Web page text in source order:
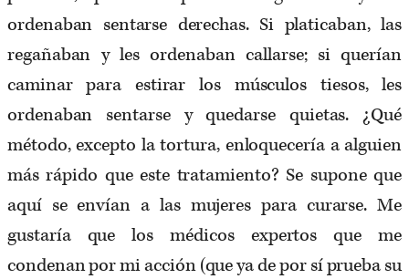
ordenaban sentarse derechas. Si platicaban, las
regañaban y les ordenaban callarse; si querían
caminar para estirar los músculos tiesos, les
ordenaban sentarse y quedarse quietas. ¿Qué
método, excepto la tortura, enloquecería a alguien
más rápido que este tratamiento? Se supone que
aquí se envían a las mujeres para curarse. Me
gustaría que los médicos expertos que me
condenan por mi acción (que ya de por sí prueba su